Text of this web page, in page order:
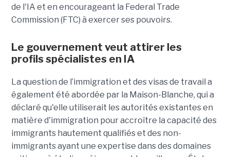
de l'IA et en encourageant la Federal Trade
Commission (FTC) à exercer ses pouvoirs.
Le gouvernement veut attirer les
profils spécialistes en IA
La question de l’immigration et des visas de travail a
également été abordée par la Maison-Blanche, qui a
déclaré qu'elle utiliserait les autorités existantes en
matière d'immigration pour accroître la capacité des
immigrants hautement qualifiés et des non-
immigrants ayant une expertise dans des domaines